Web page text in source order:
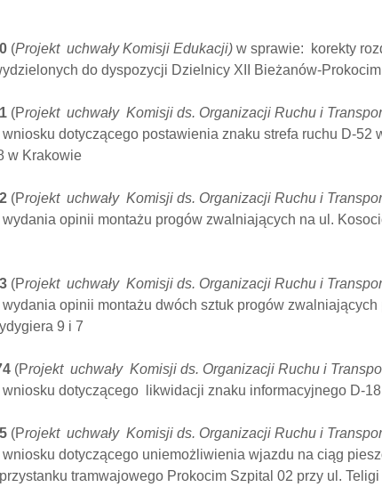
(Projekt uchwały Komisji Edukacji) w sprawie: korekty
do dyspozycji Dzielnicy XII Bieżanów-
(Projekt uchwały Komisji ds. Organizacji Ruchu i
dotyczącego postawienia znaku strefa ruchu D-52
w Krakowie
(Projekt uchwały Komisji ds. Organizacji Ruchu i
opinii montażu progów zwalniających na ul.
(Projekt uchwały Komisji ds. Organizacji Ruchu i
opinii montażu dwóch sztuk progów zwalniających
9 i 7
(Projekt uchwały Komisji ds. Organizacji Ruchu i
dotyczącego likwidacji znaku informacyjnego D-18
(Projekt uchwały Komisji ds. Organizacji Ruchu i
dotyczącego uniemożliwienia wjazdu na ciąg
tramwajowego Prokocim Szpital 02 przy ul. Teligi
Plenerowe na
Nowym Bieżanowie!